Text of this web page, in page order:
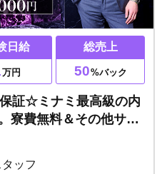
日給
万円
総売上
50%バック
証☆ミナミ最高級の内
寮費無料＆その他サポ
場所で輝こう！
ッフ